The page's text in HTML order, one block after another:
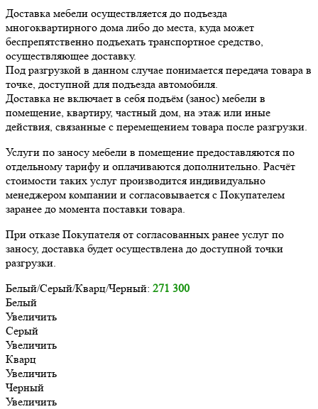
Доставка мебели осуществляется до подъезда
многоквартирного дома либо до места, куда может
беспрепятственно подъехать транспортное средство,
осуществляющее доставку.
Под разгрузкой в данном случае понимается передача товара в
точке, доступной для подъезда автомобиля.
Доставка не включает в себя подъём (занос) мебели в
помещение, квартиру, частный дом, на этаж или иные
действия, связанные с перемещением товара после разгрузки.
Услуги по заносу мебели в помещение предоставляются по
отдельному тарифу и оплачиваются дополнительно. Расчёт
стоимости таких услуг производится индивидуально
менеджером компании и согласовывается с Покупателем
заранее до момента поставки товара.
При отказе Покупателя от согласованных ранее услуг по
заносу, доставка будет осуществлена до доступной точки
разгрузки.
Белый/Серый/Кварц/Черный: 271 300
Белый
Увеличить
Серый
Увеличить
Кварц
Увеличить
Черный
Увеличить